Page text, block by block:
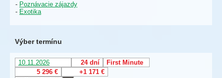
- Poznávacie zájazdy
- Exotika
Výber termínu
10.11.2026 24 dní
First Minute
5 296 €
+1 171 €